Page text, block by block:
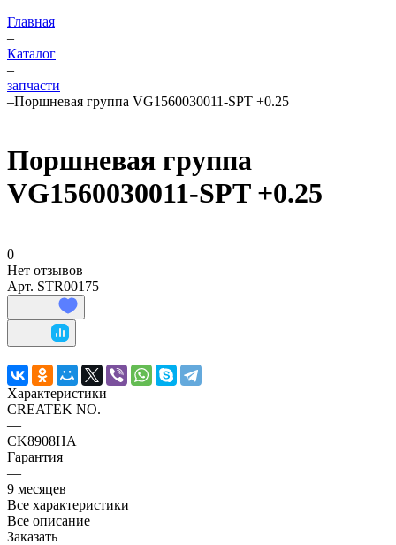
Главная
–
Каталог
–
запчасти
–Поршневая группа VG1560030011-SPT +0.25
Поршневая группа
VG1560030011-SPT +0.25
0
Нет отзывов
Арт. STR00175
Характеристики
CREATEK NO.
—
CK8908HA
Гарантия
—
9 месяцев
Все характеристики
Все описание
Заказать